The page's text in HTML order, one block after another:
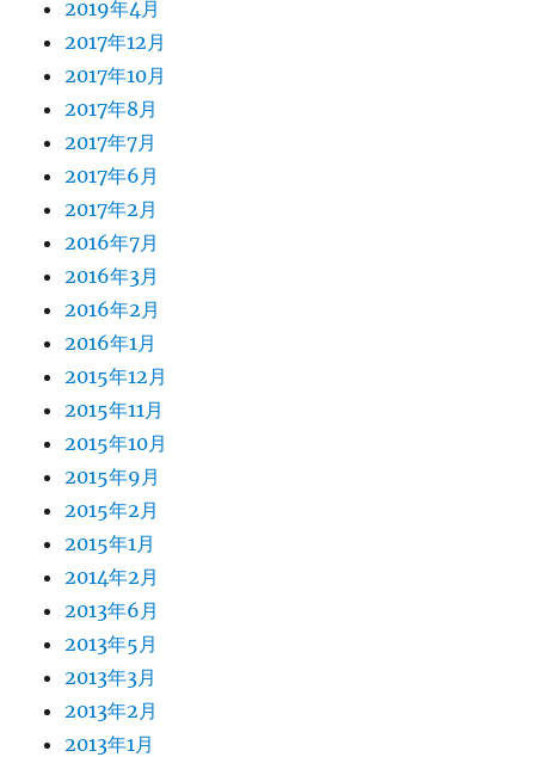
2019年4月
2017年12月
2017年10月
2017年8月
2017年7月
2017年6月
2017年2月
2016年7月
2016年3月
2016年2月
2016年1月
2015年12月
2015年11月
2015年10月
2015年9月
2015年2月
2015年1月
2014年2月
2013年6月
2013年5月
2013年3月
2013年2月
2013年1月